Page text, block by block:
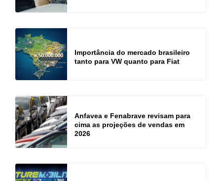
Importância do mercado brasileiro
tanto para VW quanto para Fiat
Anfavea e Fenabrave revisam para
cima as projeções de vendas em
2026